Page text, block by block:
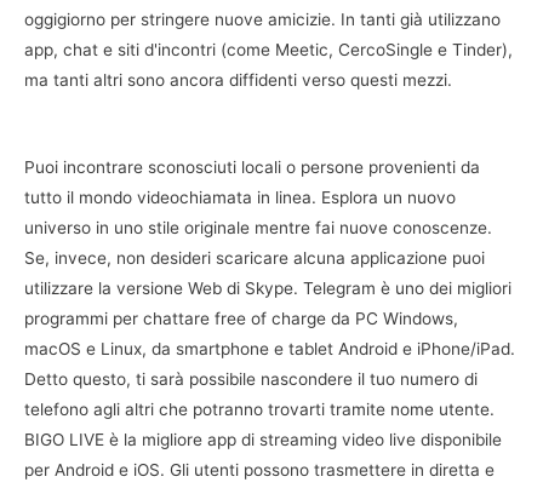
oggigiorno per stringere nuove amicizie. In tanti già utilizzano
app, chat e siti d'incontri (come Meetic, CercoSingle e Tinder),
ma tanti altri sono ancora diffidenti verso questi mezzi.
Puoi incontrare sconosciuti locali o persone provenienti da
tutto il mondo videochiamata in linea. Esplora un nuovo
universo in uno stile originale mentre fai nuove conoscenze.
Se, invece, non desideri scaricare alcuna applicazione puoi
utilizzare la versione Web di Skype. Telegram è uno dei migliori
programmi per chattare free of charge da PC Windows,
macOS e Linux, da smartphone e tablet Android e iPhone/iPad.
Detto questo, ti sarà possibile nascondere il tuo numero di
telefono agli altri che potranno trovarti tramite nome utente.
BIGO LIVE è la migliore app di streaming video live disponibile
per Android e iOS. Gli utenti possono trasmettere in diretta e